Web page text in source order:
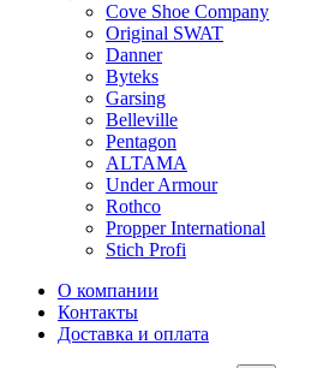
Cove Shoe Company
Original SWAT
Danner
Byteks
Garsing
Belleville
Pentagon
ALTAMA
Under Armour
Rothco
Propper International
Stich Profi
О компании
Контакты
Доставка и оплата